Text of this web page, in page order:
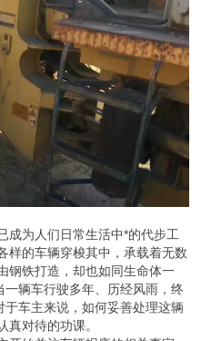
成为人们日常生活中*的代步工
样的车辆穿梭其中，承载着无数
钢铁打造，却也如同生命体一
一辆车行驶多年、历经风雨，终
于车主来说，如何妥善处理这辆
真对待的功课。